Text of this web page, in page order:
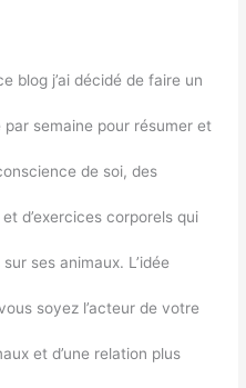
blog j’ai décidé de faire un
semaine pour résumer et
de soi, des
et d’exercices corporels qui
ses animaux. L’idée
soyez l’acteur de votre
et d’une relation plus